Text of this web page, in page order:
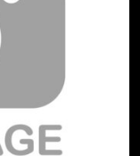
美觀 慈濟宗 好
張 幹勒 到底在
，不要相信感